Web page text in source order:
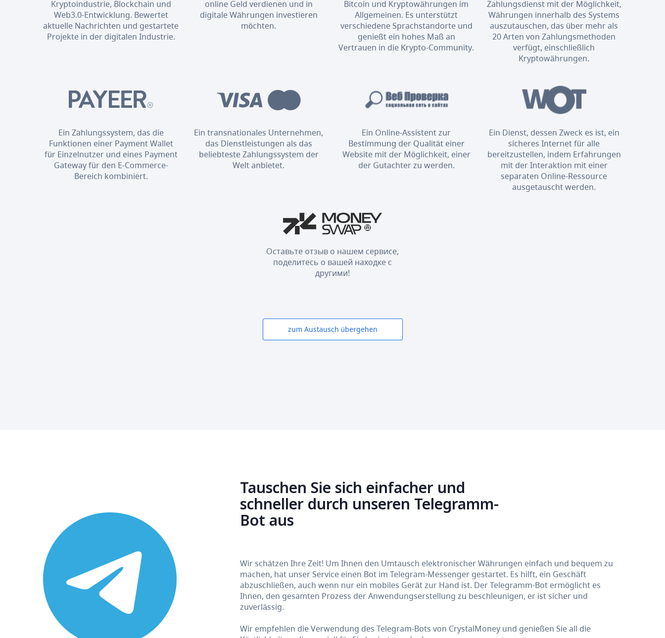
Kryptoindustrie, Blockchain und
Web3.0-Entwicklung. Bewertet
aktuelle Nachrichten und gestartete
Projekte in der digitalen Industrie.
online Geld verdienen und in
digitale Währungen investieren
möchten.
Bitcoin und Kryptowährungen im
Allgemeinen. Es unterstützt
verschiedene Sprachstandorte und
genießt ein hohes Maß an
Vertrauen in die Krypto-Community.
Zahlungsdienst mit der Möglichkeit,
Währungen innerhalb des Systems
auszutauschen, das über mehr als
20 Arten von Zahlungsmethoden
verfügt, einschließlich
Kryptowährungen.
Ein Zahlungssystem, das die
Funktionen einer Payment Wallet
für Einzelnutzer und eines Payment
Gateway für den E-Commerce-
Bereich kombiniert.
Ein transnationales Unternehmen,
das Dienstleistungen als das
beliebteste Zahlungssystem der
Welt anbietet.
Ein Online-Assistent zur
Bestimmung der Qualität einer
Website mit der Möglichkeit, einer
der Gutachter zu werden.
Ein Dienst, dessen Zweck es ist, ein
sicheres Internet für alle
bereitzustellen, indem Erfahrungen
mit der Interaktion mit einer
separaten Online-Ressource
ausgetauscht werden.
Оставьте отзыв о нашем сервисе,
поделитесь о вашей находке с
другими!
zum Austausch übergehen
Tauschen Sie sich einfacher und
schneller durch unseren Telegramm-
Bot aus
Wir schätzen Ihre Zeit! Um Ihnen den Umtausch elektronischer Währungen einfach und bequem zu
machen, hat unser Service einen Bot im Telegram-Messenger gestartet. Es hilft, ein Geschäft
abzuschließen, auch wenn nur ein mobiles Gerät zur Hand ist. Der Telegramm-Bot ermöglicht es
Ihnen, den gesamten Prozess der Anwendungserstellung zu beschleunigen, er ist sicher und
zuverlässig.
Wir empfehlen die Verwendung des Telegram-Bots von CrystalMoney und genießen Sie all die